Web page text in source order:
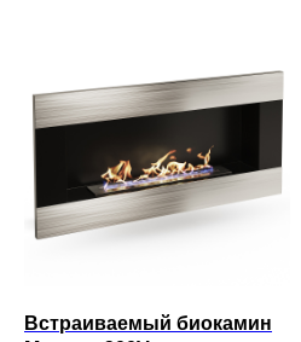
Встраиваемый биокамин